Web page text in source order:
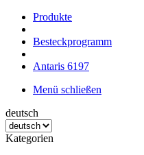
Produkte
Besteckprogramm
Antaris 6197
Menü schließen
deutsch
Kategorien